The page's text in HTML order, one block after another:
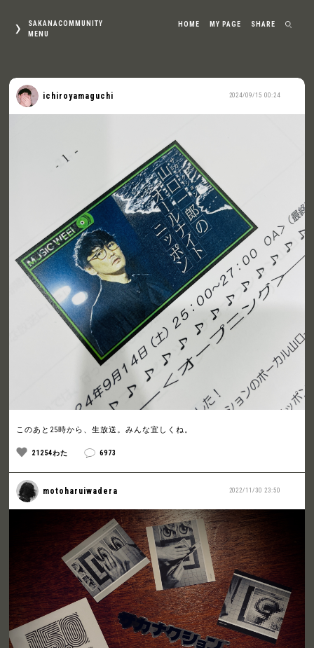
SAKANACOMMUNITY
MENU
HOME MY PAGE SHARE
2024/09/15 00:24
ichiroyamaguchi
このあと25時から、生放送。みんな宜しくね。
21254わた 6973
2022/11/30 23:50
motoharuiwadera